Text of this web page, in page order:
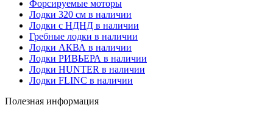
Форсируемые моторы
Лодки 320 см в наличии
Лодки с НДНД в наличии
Гребные лодки в наличии
Лодки АКВА в наличии
Лодки РИВЬЕРА в наличии
Лодки HUNTER в наличии
Лодки FLINC в наличии
Полезная информация